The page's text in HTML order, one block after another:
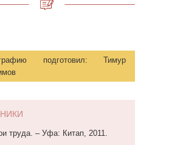
подготовил: Тимур
труда. – Уфа: Китап, 2011.